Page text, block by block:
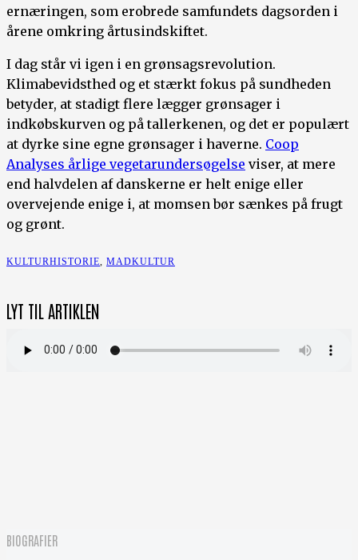
ernæringen, som erobrede samfundets dagsorden i
årene omkring årtusindskiftet.
I dag står vi igen i en grønsagsrevolution.
Klimabevidsthed og et stærkt fokus på sundheden
betyder, at stadigt flere lægger grønsager i
indkøbskurven og på tallerkenen, og det er populært
at dyrke sine egne grønsager i haverne. Coop
Analyses årlige vegetarundersøgelse viser, at mere
end halvdelen af danskerne er helt enige eller
overvejende enige i, at momsen bør sænkes på frugt
og grønt.
KULTURHISTORIE, MADKULTUR
LYT TIL ARTIKLEN
BIOGRAFIER